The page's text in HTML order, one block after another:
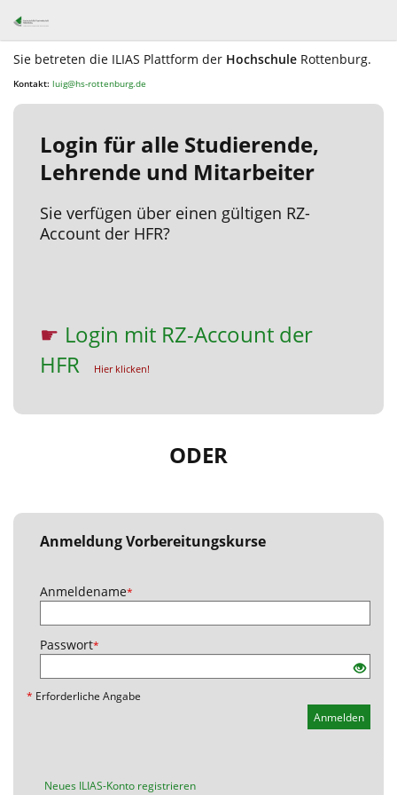
Sie betreten die ILIAS Plattform der Hochschule Rottenburg.
Kontakt: luig@hs-rottenburg.de
Login für alle Studierende,
Lehrende und Mitarbeiter
Sie verfügen über einen gültigen RZ-
Account der HFR?
☛ Login mit RZ-Account der
HFR
Hier klicken!
ODER
Anmeldung Vorbereitungskurse
Anmeldename*
Passwort*
* Erforderliche Angabe
Anmelden
Neues ILIAS-Konto registrieren